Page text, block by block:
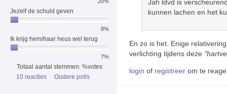
Jezelf de schuld geven
8%
Ik krijg hem/haar heus wel terug
7%
Totaal aantal stemmen: %votes
10 reacties
Oudere polls
Jah ldvd is
kunnen lachen en het
En zo is het. Enige
verlichting tijdens deze
login of registreer om te